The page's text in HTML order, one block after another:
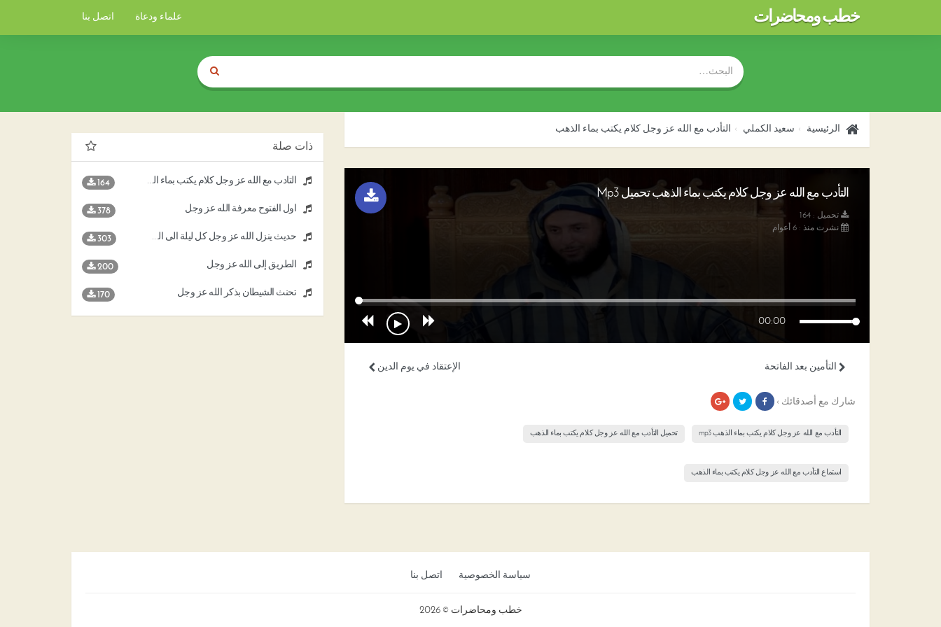
خطب ومحاضرات علماء ودعاة اتصل بنا
الرئيسية سعيد الكملي التأدب مع الله عز وجل كلام يكتب بماء الذهب
التأدب مع الله عز وجل كلام يكتب بماء الذهب تحميل Mp3
تحميل : 164
نشرت منذ : 6 أعوام
00:00
الإعتقاد في يوم الدين التأمين بعد الفاتحة
شارك مع أصدقائك ›
التأدب مع الله عز وجل كلام يكتب بماء الذهب mp3 تحميل التأدب مع الله عز وجل كلام يكتب بماء الذهب
استماع التأدب مع الله عز وجل كلام يكتب بماء الذهب
ذات صلة
التأدب مع الله عز وجل كلام يكتب بماء الذهب 164
أول الفتوح معرفة الله عز وجل 378
حديث ينزل الله عز وجل كل ليلة الى السماء الدنيا 303
الطريق إلى الله عز وجل 200
تحنث الشيطان بذكر الله عز وجل 170
سياسة الخصوصية اتصل بنا
خطب ومحاضرات © 2026